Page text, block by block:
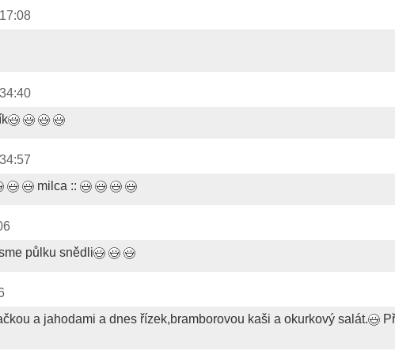
milca ::
půlku snědli
a jahodami a dnes řízek,bramborovou kaši a okurkový salát.